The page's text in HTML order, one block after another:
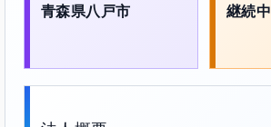
青森県八戸市 継続中